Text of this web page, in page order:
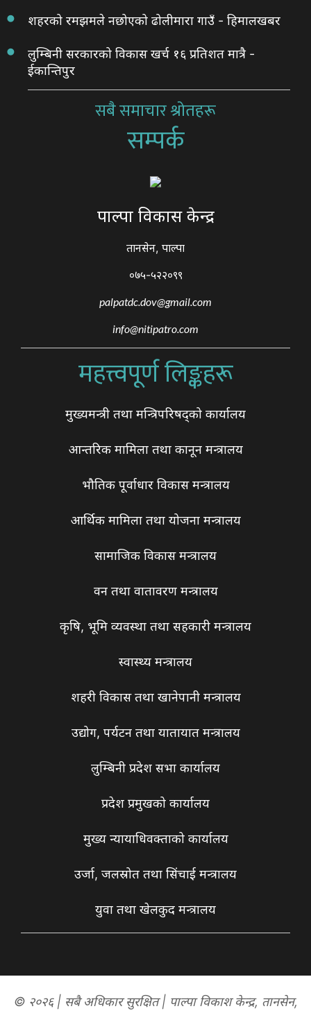
शहरको रमझमले नछोएको ढोलीमारा गाउँ - हिमालखबर
लुम्बिनी सरकारको विकास खर्च १६ प्रतिशत मात्रै -
ईकान्तिपुर
सबै समाचार श्रोतहरू
सम्पर्क
पाल्पा विकास केन्द्र
तानसेन, पाल्पा
०७५-५२२०९९
palpatdc.dov@gmail.com
info@nitipatro.com
महत्त्वपूर्ण लिङ्कहरू
मुख्यमन्त्री तथा मन्त्रिपरिषद्को कार्यालय
आन्तरिक मामिला तथा कानून मन्त्रालय
भौतिक पूर्वाधार विकास मन्त्रालय
आर्थिक मामिला तथा योजना मन्त्रालय
सामाजिक विकास मन्त्रालय
वन तथा वातावरण मन्त्रालय
कृषि, भूमि व्यवस्था तथा सहकारी मन्त्रालय
स्वास्थ्य मन्त्रालय
शहरी विकास तथा खानेपानी मन्त्रालय
उद्योग, पर्यटन तथा यातायात मन्त्रालय
लुम्बिनी प्रदेश सभा कार्यालय
प्रदेश प्रमुखको कार्यालय
मुख्य न्यायाधिवक्ताको कार्यालय
उर्जा, जलस्रोत तथा सिंचाई मन्त्रालय
युवा तथा खेलकुद मन्त्रालय
© २०२६ | सबै अधिकार सुरक्षित | पाल्पा विकाश केन्द्र, तानसेन,